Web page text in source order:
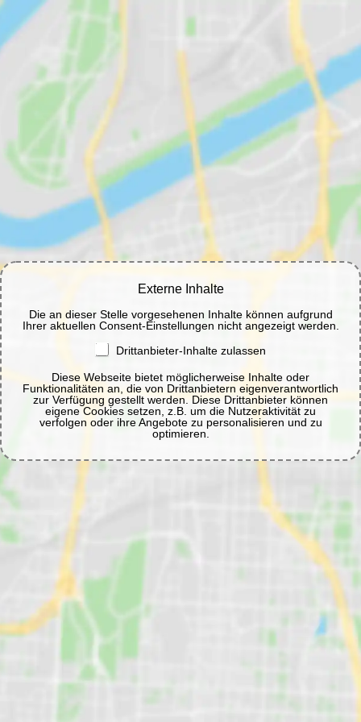
Externe Inhalte
Die an dieser Stelle vorgesehenen Inhalte können aufgrund
Ihrer aktuellen Consent-Einstellungen nicht angezeigt werden.
Drittanbieter-Inhalte zulassen
Diese Webseite bietet möglicherweise Inhalte oder
Funktionalitäten an, die von Drittanbietern eigenverantwortlich
zur Verfügung gestellt werden. Diese Drittanbieter können
eigene Cookies setzen, z.B. um die Nutzeraktivität zu
verfolgen oder ihre Angebote zu personalisieren und zu
optimieren.